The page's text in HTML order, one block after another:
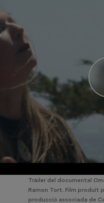
Tràiler del documental
Ramon Tort. Film produït
producció associada de